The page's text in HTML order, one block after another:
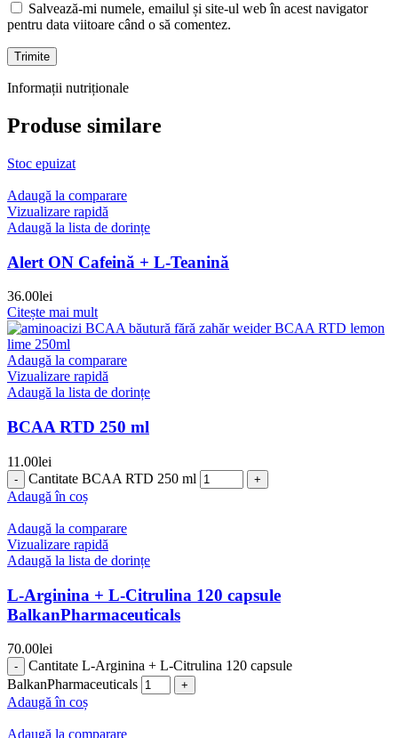
Salvează-mi numele, emailul și site-ul web în acest navigator
pentru data viitoare când o să comentez.
Informații nutriționale
Produse similare
Stoc epuizat
Adaugă la comparare
Vizualizare rapidă
Adaugă la lista de dorințe
Alert ON Cafeină + L-Teanină
36.00lei
Citește mai mult
Adaugă la comparare
Vizualizare rapidă
Adaugă la lista de dorințe
BCAA RTD 250 ml
11.00lei
Cantitate BCAA RTD 250 ml
Adaugă în coș
Adaugă la comparare
Vizualizare rapidă
Adaugă la lista de dorințe
L-Arginina + L-Citrulina 120 capsule
BalkanPharmaceuticals
70.00lei
Cantitate L-Arginina + L-Citrulina 120 capsule
BalkanPharmaceuticals
Adaugă în coș
Adaugă la comparare